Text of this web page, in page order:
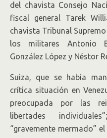
del chavista Consejo
fiscal general Tarek
chavista Tribunal
los militares Antonio
González López y Néstor
Suiza, que se había
crítica situación en
preocupada por las
libertades
“gravemente mermado”